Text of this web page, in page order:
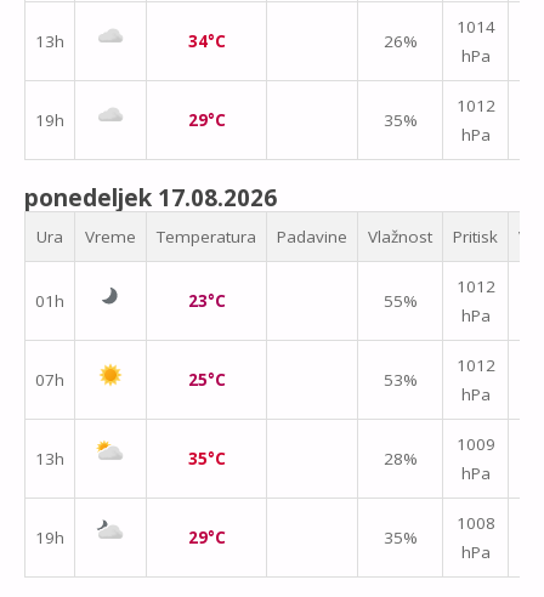
13h 34°C 26%
1014
hPa
19h 29°C 35%
1012
hPa
ponedeljek 17.08.2026
Ura Vreme Temperatura Padavine Vlažnost Pritisk
01h 23°C 55%
1012
hPa
07h 25°C 53%
1012
hPa
13h 35°C 28%
1009
hPa
19h 29°C 35%
1008
hPa